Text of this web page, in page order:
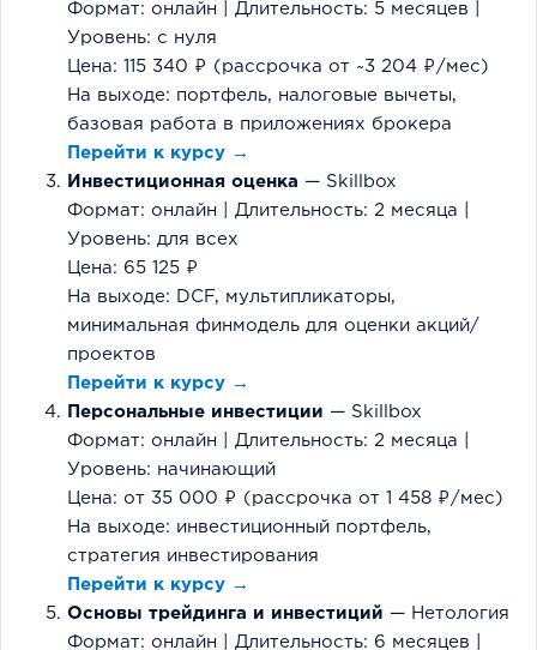
Формат: онлайн | Длительность: 5 месяцев |
Уровень: с нуля
Цена: 115 340 ₽ (рассрочка от ~3 204 ₽/мес)
На выходе: портфель, налоговые вычеты,
базовая работа в приложениях брокера
Перейти к курсу →
Инвестиционная оценка — Skillbox
Формат: онлайн | Длительность: 2 месяца |
Уровень: для всех
Цена: 65 125 ₽
На выходе: DCF, мультипликаторы,
минимальная финмодель для оценки акций/
проектов
Перейти к курсу →
Персональные инвестиции — Skillbox
Формат: онлайн | Длительность: 2 месяца |
Уровень: начинающий
Цена: от 35 000 ₽ (рассрочка от 1 458 ₽/мес)
На выходе: инвестиционный портфель,
стратегия инвестирования
Перейти к курсу →
Основы трейдинга и инвестиций — Нетология
Формат: онлайн | Длительность: 6 месяцев |